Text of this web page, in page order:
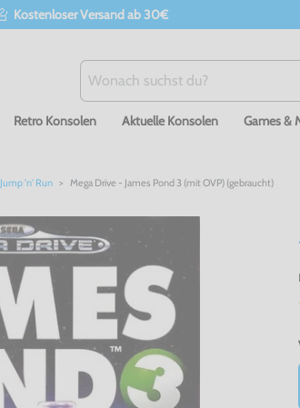
Kostenloser Versand ab 30€
Retro Konsolen Aktuelle Konsolen Games &
Jump 'n' Run Mega Drive - James Pond 3 (mit OVP) (gebraucht)